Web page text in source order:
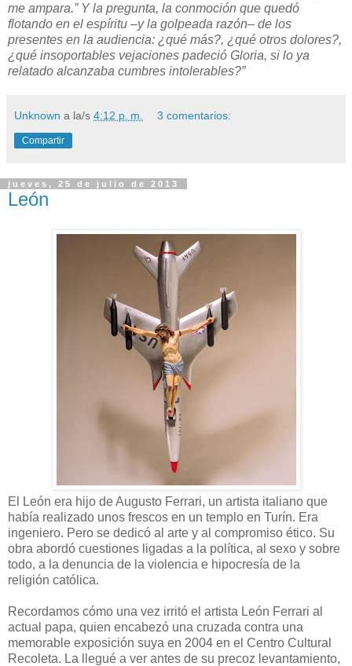
me ampara.” Y la pregunta, la conmoción que quedó
flotando en el espíritu –y la golpeada razón– de los
presentes en la audiencia: ¿qué más?, ¿qué otros dolores?,
¿qué insoportables vejaciones padeció Gloria, si lo ya
relatado alcanzaba cumbres intolerables?”
Unknown a la/s 4:12 p. m. 3 comentarios:
Compartir
jueves, 25 de julio de 2013
León
El León era hijo de Augusto Ferrari, un artista italiano que
había realizado unos frescos en un templo en Turín. Era
ingeniero. Pero se dedicó al arte y al compromiso ético. Su
obra abordó cuestiones ligadas a la política, al sexo y sobre
todo, a la denuncia de la violencia e hipocresía de la
religión católica.
Recordamos cómo una vez irritó el artista León Ferrari al
actual papa, quien encabezó una cruzada contra una
memorable exposición suya en 2004 en el Centro Cultural
Recoleta. La llegué a ver antes de su precoz levantamiento,